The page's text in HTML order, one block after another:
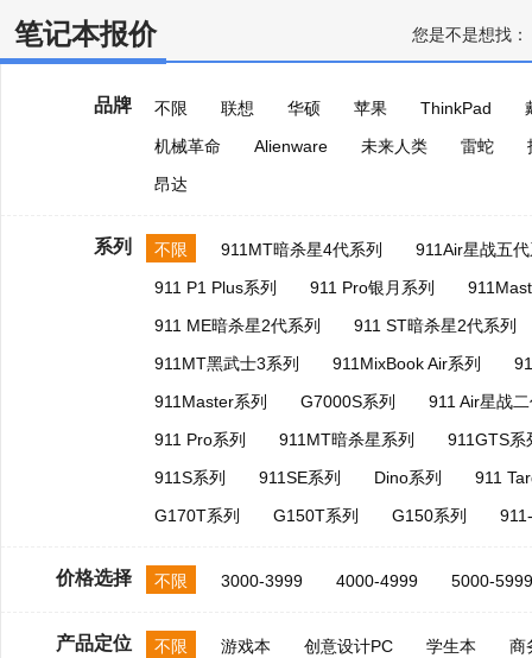
笔记本报价 您是不是想找：
品牌 不限 联想 华硕 苹果 ThinkPad
机械革命
Alienware 未来人类 雷蛇
昂达
系列 不限 911MT暗杀星4代系列
911Air星战五
911 P1 Plus系列
911 Pro银月系列
911 ME暗杀星2代系列
911 ST暗杀星2代系列
911MT黑武士3系列
911MixBook Air系列
911Master系列
G7000S系列
911 Air星战
911 Pro系列
911MT暗杀星系列
911GTS系
911S系列
911SE系列 Dino系列
911
G170T系列
G150T系列 G150系列
价格选择 不限 3000-3999 4000-4999 5000-5999
产品定位 不限 游戏本 创意设计PC 学生本 商